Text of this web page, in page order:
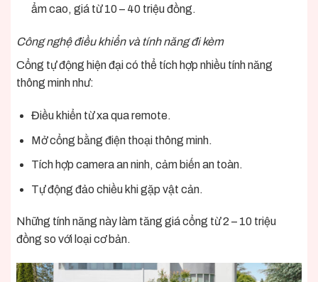
ẩm cao, giá từ 10 – 40 triệu đồng.
Công nghệ điều khiển và tính năng đi kèm
Cổng tự động hiện đại có thể tích hợp nhiều tính năng
thông minh như:
Điều khiển từ xa qua remote.
Mở cổng bằng điện thoại thông minh.
Tích hợp camera an ninh, cảm biến an toàn.
Tự động đảo chiều khi gặp vật cản.
Những tính năng này làm tăng giá cổng từ 2 – 10 triệu
đồng so với loại cơ bản.